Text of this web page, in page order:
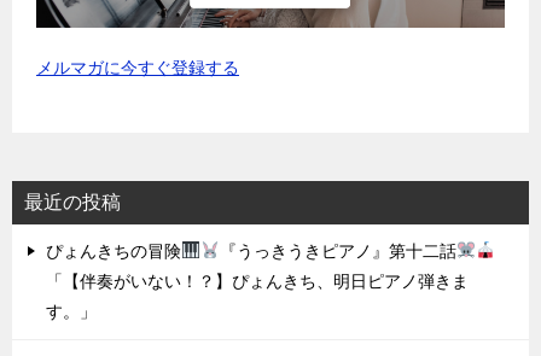
メルマガに今すぐ登録する
最近の投稿
ぴょんきちの冒険
『うっきうきピアノ』第十二話
「【伴奏がいない！？】ぴょんきち、明日ピアノ弾きま
す。」